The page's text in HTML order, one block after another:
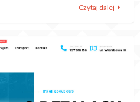
Czytaj dalej